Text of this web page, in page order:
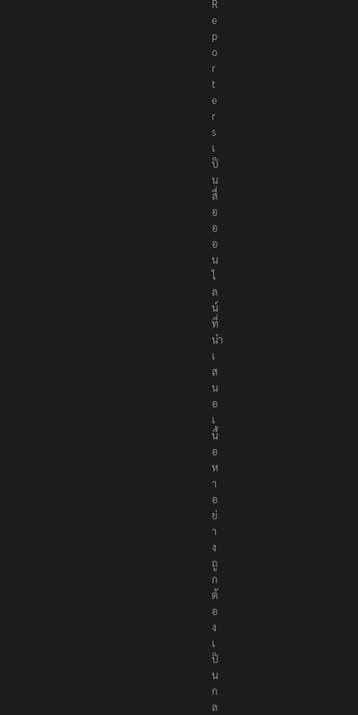
R
e
p
o
r
t
e
r
s
เ
ป็
น
สื่
อ
อ
อ
น
ไ
ล
น์
ที่
นำ
เ
ส
น
อ
เ
นื้
อ
ห
า
อ
ย่
า
ง
ถู
ก
ต้
อ
ง
เ
ป็
น
ก
ล